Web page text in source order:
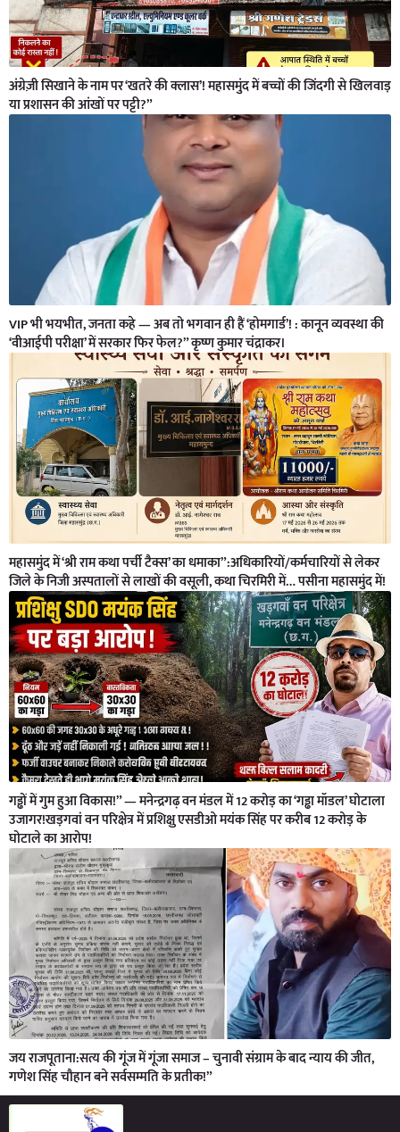
अंग्रेज़ी सिखाने के नाम पर ‘खतरे की क्लास’! महासमुंद में बच्चों की जिंदगी से खिलवाड़
या प्रशासन की आंखों पर पट्टी?”
VIP भी भयभीत, जनता कहे — अब तो भगवान ही हैं ‘होमगार्ड’! : कानून व्यवस्था की
‘वीआईपी परीक्षा’ में सरकार फिर फेल?” कृष्ण कुमार चंद्राकर।
महासमुंद में ‘श्री राम कथा पर्ची टैक्स’ का धमाका”:अधिकारियों/कर्मचारियों से लेकर
जिले के निजी अस्पतालों से लाखों की वसूली, कथा चिरमिरी में… पसीना महासमुंद में!
गड्ढों में गुम हुआ विकास!” — मनेन्द्रगढ़ वन मंडल में 12 करोड़ का ‘गड्ढा मॉडल’ घोटाला
उजागर!खड़गवां वन परिक्षेत्र में प्रशिक्षु एसडीओ मयंक सिंह पर करीब 12 करोड़ के
घोटाले का आरोप!
जय राजपूताना:सत्य की गूंज में गूंजा समाज – चुनावी संग्राम के बाद न्याय की जीत,
गणेश सिंह चौहान बने सर्वसम्मति के प्रतीक!”